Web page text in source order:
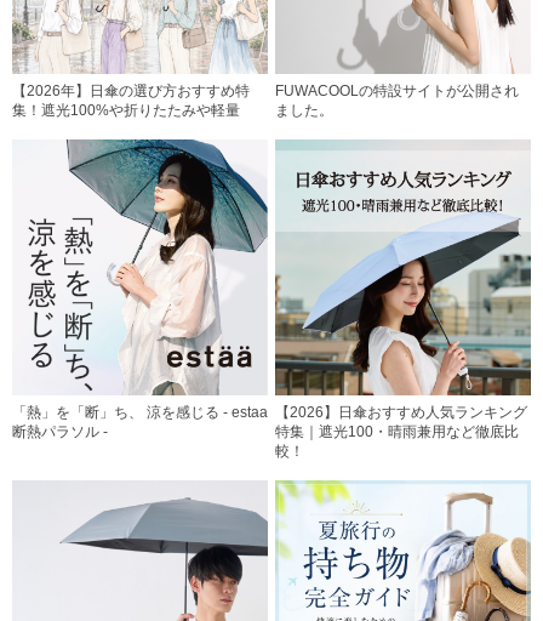
【2026年】日傘の選び方おすすめ特
集！遮光100%や折りたたみや軽量
FUWACOOLの特設サイトが公開され
ました。
「熱」を「断」ち、 涼を感じる - estaa
断熱パラソル -
【2026】日傘おすすめ人気ランキング
特集｜遮光100・晴雨兼用など徹底比
較！